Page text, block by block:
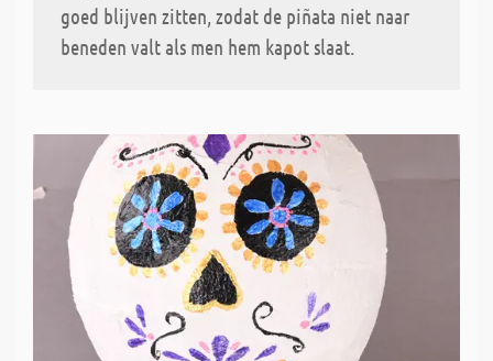
goed blijven zitten, zodat de piñata niet naar
beneden valt als men hem kapot slaat.